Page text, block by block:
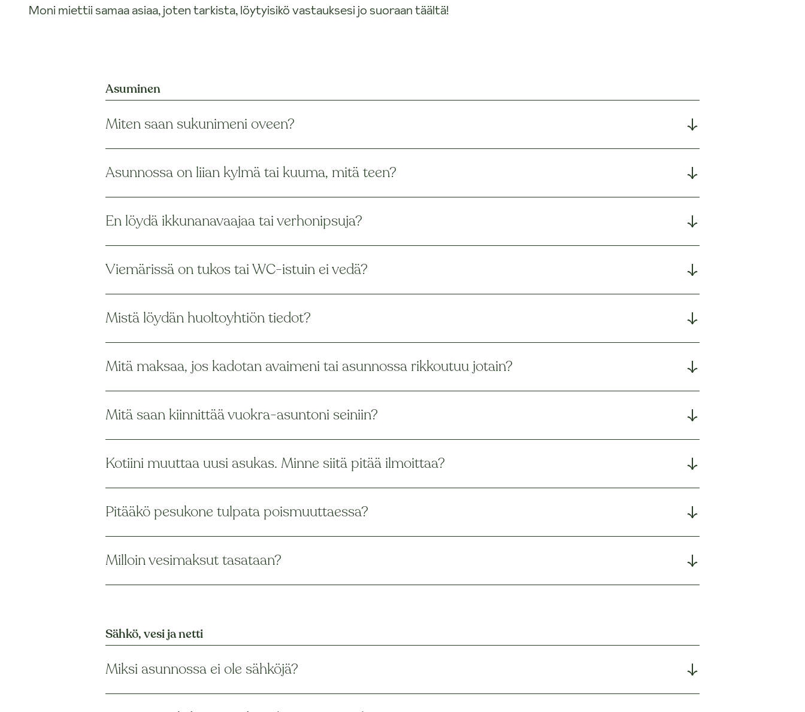
Moni miettii samaa asiaa, joten tarkista, löytyisikö vastauksesi jo suoraan täältä!
Asuminen
Miten saan sukunimeni oveen?
Asunnossa on liian kylmä tai kuuma, mitä teen?
En löydä ikkunanavaajaa tai verhonipsuja?
Viemärissä on tukos tai WC-istuin ei vedä?
Mistä löydän huoltoyhtiön tiedot?
Mitä maksaa, jos kadotan avaimeni tai asunnossa rikkoutuu jotain?
Mitä saan kiinnittää vuokra-asuntoni seiniin?
Kotiini muuttaa uusi asukas. Minne siitä pitää ilmoittaa?
Pitääkö pesukone tulpata poismuuttaessa?
Milloin vesimaksut tasataan?
Sähkö, vesi ja netti
Miksi asunnossa ei ole sähköjä?